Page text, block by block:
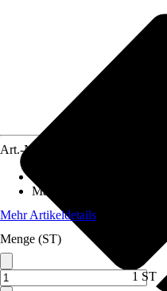
Art.-Nr.
Material
Mehr Artikeldetails
Menge (ST)
1 ST